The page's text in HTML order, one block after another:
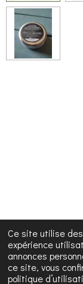
Ce site utilise
expérience
annonces
ce site, vous
politique